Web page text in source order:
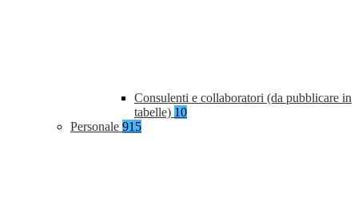
Consulenti e collaboratori (da pubblicare in
tabelle) 10
Personale 915